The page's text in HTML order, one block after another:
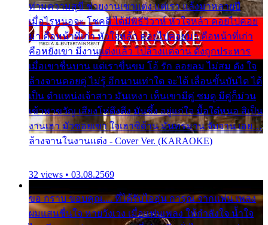
ท่ามความสุขี ช่วยงานเขาแต่ง แต่เรา แล้งมาหลายปี
เมื่อไรหนอจะ โชคดี ได้มีพิธีวิวาห์ หัวใจหล้า คอยไปคอย
มา คือหน้าที่เก่า หัวใจหล้า คอยไปคอยมา คือหน้าที่เก่า
คือหยังเขา มีงานแต่งแล้ว ไปล้างแต่จาน ดั่งถูกประหาร
เมื่อเขาชื่นบาน แต่เราขื่นขม โอ้ รัก ลอยลม ไม่สม ดัง ใจ
ล้างจานคอยคู่ ไม่รู้ อีกนานเท่าใด จะได้ เลื่อนขั้นบันได ได้
เป็น ตำแหน่งเจ้าสาว มันเหงา เห็นเขามีคู่ ซมดู มีคู่ก็ม่วน
เข้าพาขวัญ เสียงโห่ตึงตึง มันซึ้ง อยู่แก่ใจ มื้อใด๋หนอ สิเป็น
งานเฮา มัวซอยเขา ใจเฮาซิด้าน มันทรมาน จับจาน เอย…
ล้างจานในงานแต่ง - Cover Ver. (KARAOKE)
32 views • 03.08.2569
ขอ กราบ ขอบคุณ.... ที่ได้รับไออุ่น การุณ จากแฟน เพลง
ผมแสนชื่นใจ หายวังเวง เมื่อแฟนเพลง ให้กำลังใจ น้ำใจ